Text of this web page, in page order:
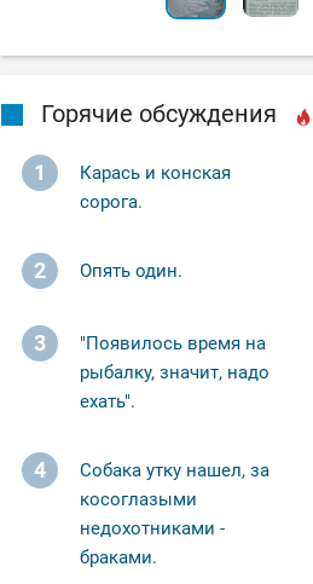
Горячие обсуждения
1
Карась и конская
сорога.
2 Опять один.
3
"Появилось время на
рыбалку, значит, надо
ехать".
4
Собака утку нашел, за
косоглазыми
недохотниками -
браками.